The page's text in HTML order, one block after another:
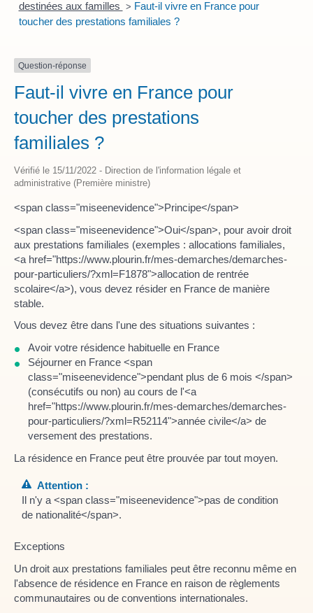
destinées aux familles > Faut-il vivre en France pour
toucher des prestations familiales ?
Question-réponse
Faut-il vivre en France pour
toucher des prestations
familiales ?
Vérifié le 15/11/2022 - Direction de l'information légale et
administrative (Première ministre)
<span class="miseenevidence">Principe</span>
<span class="miseenevidence">Oui</span>, pour avoir droit
aux prestations familiales (exemples : allocations familiales,
<a href="https://www.plourin.fr/mes-demarches/demarches-
pour-particuliers/?xml=F1878">allocation de rentrée
scolaire</a>), vous devez résider en France de manière
stable.
Vous devez être dans l'une des situations suivantes :
Avoir votre résidence habituelle en France
Séjourner en France <span
class="miseenevidence">pendant plus de 6 mois </span>
(consécutifs ou non) au cours de l'<a
href="https://www.plourin.fr/mes-demarches/demarches-
pour-particuliers/?xml=R52114">année civile</a> de
versement des prestations.
La résidence en France peut être prouvée par tout moyen.
Attention :
Il n'y a <span class="miseenevidence">pas de condition
de nationalité</span>.
Exceptions
Un droit aux prestations familiales peut être reconnu même en
l'absence de résidence en France en raison de règlements
communautaires ou de conventions internationales.